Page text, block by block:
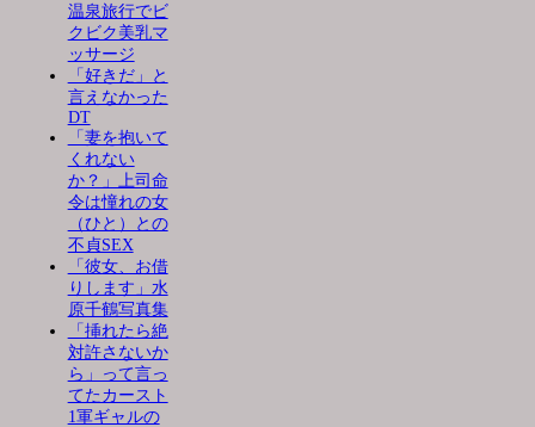
温泉旅行でビ
クビク美乳マ
ッサージ
「好きだ」と
言えなかった
DT
「妻を抱いて
くれない
か？」上司命
令は憧れの女
（ひと）との
不貞SEX
「彼女、お借
りします」水
原千鶴写真集
「挿れたら絶
対許さないか
ら」って言っ
てたカースト
1軍ギャルの